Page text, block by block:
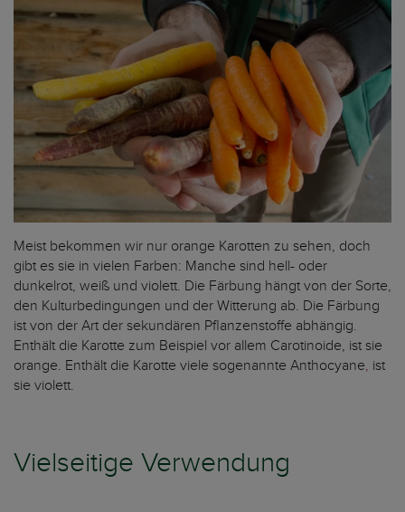
Meist bekommen wir nur orange Karotten zu sehen, doch
gibt es sie in vielen Farben: Manche sind hell- oder
dunkelrot, weiß und violett. Die Färbung hängt von der Sorte,
den Kulturbedingungen und der Witterung ab. Die Färbung
ist von der Art der sekundären Pflanzenstoffe abhängig.
Enthält die Karotte zum Beispiel vor allem Carotinoide, ist sie
orange. Enthält die Karotte viele sogenannte Anthocyane, ist
sie violett.
Vielseitige Verwendung